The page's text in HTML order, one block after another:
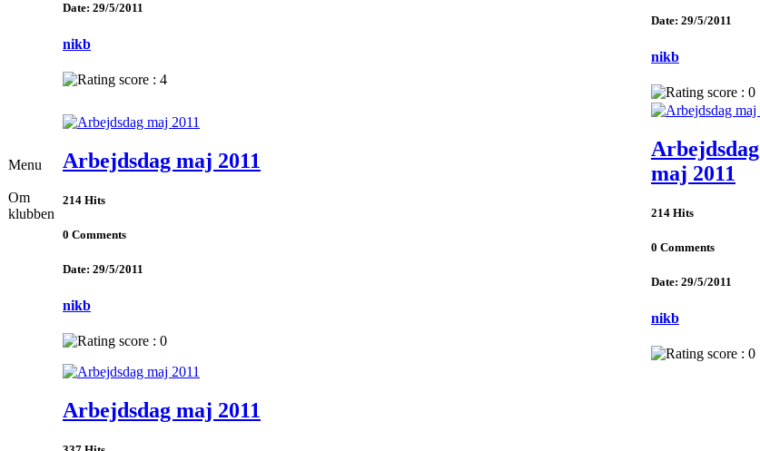
Menu
Om
klubben
Date: 29/5/2011
nikb
Date: 29/5/2011
nikb
Arbejdsdag maj 2011
214 Hits
0 Comments
Date: 29/5/2011
nikb
Arbejdsdag
maj 2011
214 Hits
0 Comments
Date: 29/5/2011
nikb
Arbejdsdag maj 2011